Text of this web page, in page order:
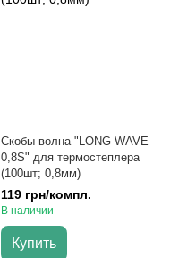
Скобы волна "LONG WAVE
0,8S" для термостеплера
(100шт; 0,8мм)
119 грн/компл.
В наличии
Купить